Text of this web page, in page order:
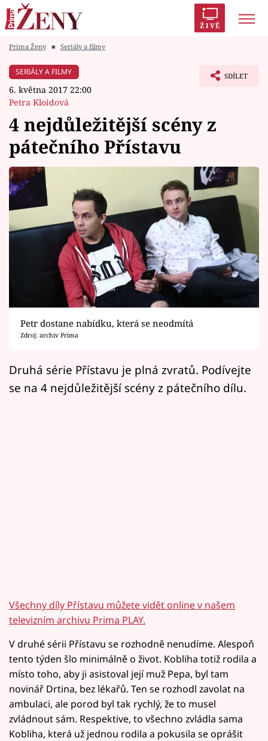
ŽIVĚ
Módní alarm
Témata
Celebrity
Vztahy
Seriály
Horoskopy
Sledujte prima+
Filmový festival Karlovy Vary
Mámy sobě
Prima Ženy ■ Seriály a filmy
SERIÁLY A FILMY
6. května 2017 22:00
Petra Kloidová
SDÍLET
4 nejdůležitější scény z
pátečního Přístavu
Petr dostane nabídku, která se neodmítá
Zdroj: archiv Prima
Druhá série Přístavu je plná zvratů. Podívejte
se na 4 nejdůležitější scény z pátečního dílu.
Všechny díly Přístavu můžete vidět online v našem
televizním archivu Prima PLAY.
V druhé sérii Přístavu se rozhodně nenudíme. Alespoň
tento týden šlo minimálně o život. Kobliha totiž rodila a
místo toho, aby ji asistoval její muž Pepa, byl tam
novinář Drtina, bez lékařů. Ten se rozhodl zavolat na
ambulaci, ale porod byl tak rychlý, že to musel
zvládnout sám. Respektive, to všechno zvládla sama
Kobliha, která už jednou rodila a pokusila se oprášit